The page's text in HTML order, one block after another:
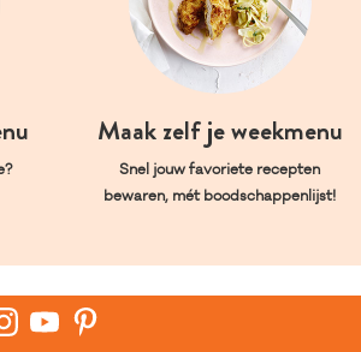
Maak zelf je weekmenu
Snel jouw favoriete recepten
bewaren, mét boodschappenlijst!